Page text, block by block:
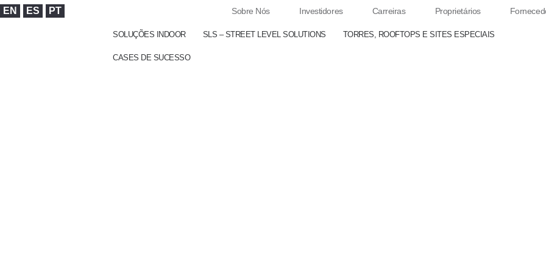
EN ES PT Sobre Nós Investidores Carreiras Proprietários
SOLUÇÕES INDOOR SLS – STREET LEVEL SOLUTIONS TORRES, ROOFTOPS E SITES ESPECIAIS
CASES DE SUCESSO